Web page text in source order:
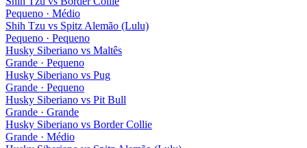
Pequeno · Médio
Shih Tzu vs Spitz Alemão (Lulu)
Pequeno · Pequeno
Husky Siberiano vs Maltês
Grande · Pequeno
Husky Siberiano vs Pug
Grande · Pequeno
Husky Siberiano vs Pit Bull
Grande · Grande
Husky Siberiano vs Border Collie
Grande · Médio